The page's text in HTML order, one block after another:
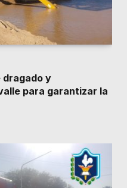
dragado y
para garantizar la